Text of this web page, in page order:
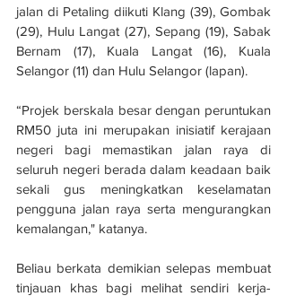
jalan di Petaling diikuti Klang (39), Gombak
(29), Hulu Langat (27), Sepang (19), Sabak
Bernam (17), Kuala Langat (16), Kuala
Selangor (11) dan Hulu Selangor (lapan).
“Projek berskala besar dengan peruntukan
RM50 juta ini merupakan inisiatif kerajaan
negeri bagi memastikan jalan raya di
seluruh negeri berada dalam keadaan baik
sekali gus meningkatkan keselamatan
pengguna jalan raya serta mengurangkan
kemalangan," katanya.
Beliau berkata demikian selepas membuat
tinjauan khas bagi melihat sendiri kerja-